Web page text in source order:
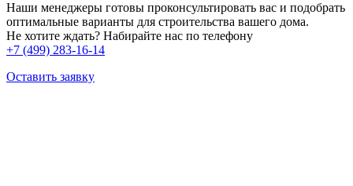
Наши менеджеры готовы проконсультировать вас и подобрать
оптимальные варианты для строительства вашего дома.
Не хотите ждать? Набирайте нас по телефону
+7 (499) 283-16-14
Оставить заявку